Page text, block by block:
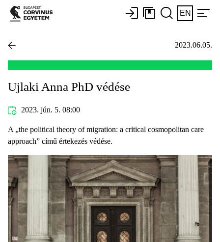
EN
2023.06.05.
Ujlaki Anna PhD védése
2023. jún. 5. 08:00
A „the political theory of migration: a critical cosmopolitan care
approach” című értekezés védése.